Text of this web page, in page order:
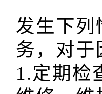
发生下列
务，对于
1.定期检